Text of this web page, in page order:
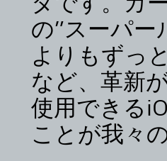
の”スーパー
よりもずっ
など、革新
使用できる
ことが我々